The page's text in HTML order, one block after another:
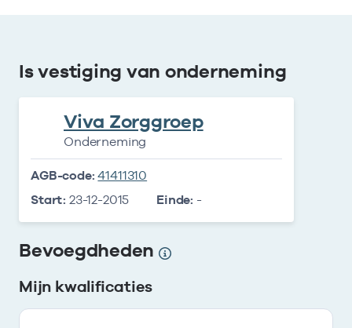
Is vestiging van onderneming
Viva Zorggroep
Onderneming
AGB-code: 41411310
Start: 23-12-2015 Einde: -
Bevoegdheden
Mijn kwalificaties